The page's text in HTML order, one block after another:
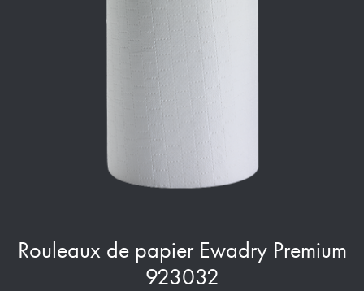
Rouleaux de papier Ewadry Premium
923032